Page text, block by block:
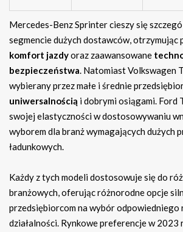
Mercedes-Benz Sprinter cieszy się
segmencie dużych dostawców, otrzymując
komfort jazdyoraz zaawansowane
bezpieczeństwa. Natomiast Volkswagen
wybierany przez małe i średnie
uniwersalnością i dobrymi osiągami. Ford
swojej elastyczności w dostosowywaniu
wyborem dla branż wymagających dużych
ładunkowych.
Każdy z tych modeli dostosowuje się do
branżowych, oferując różnorodne opcje
przedsiębiorcom na wybór odpowiedniego
działalności. Rynkowe preferencje w 2023